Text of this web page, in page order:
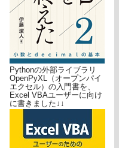
Pythonの外部ライブラリ
OpenPyXL（オープンパイ
エクセル）の入門書を、
Excel VBAユーザーに向け
に書きました↓↓